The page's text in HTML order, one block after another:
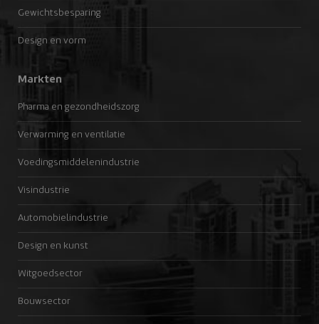
Gewichtsbesparing
Design en vorm
Markten
Pharma en gezondheidszorg
Verwarming en ventilatie
Voedingsmiddelenindustrie
Visindustrie
Automobielindustrie
Design en kunst
Witgoedsector
Bouwsector